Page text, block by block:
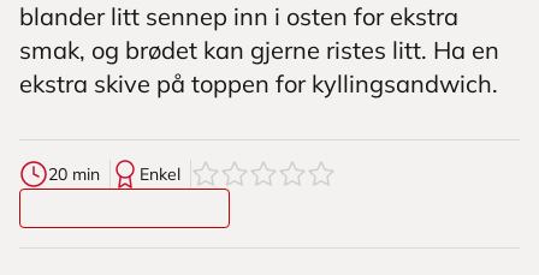
blander litt sennep inn i osten for ekstra
smak, og brødet kan gjerne ristes litt. Ha en
ekstra skive på toppen for kyllingsandwich.
20 min Enkel 0av5stjerner